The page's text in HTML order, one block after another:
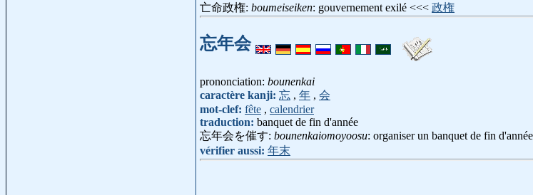
亡命政権: boumeiseiken: gouvernement exilé <<< 政権
忘年会
prononciation: bounenkai
caractère kanji: 忘 , 年 , 会
mot-clef: fête , calendrier
traduction: banquet de fin d'année
忘年会を催す: bounenkaiomoyoosu: organiser un banquet de fin
vérifier aussi: 年末